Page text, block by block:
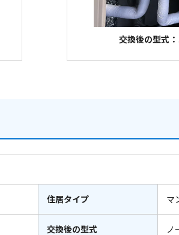
交換後の型式
住居タイプ マ
交換後の型式 ノ